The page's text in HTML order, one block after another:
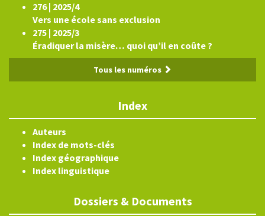
276 | 2025/4
Vers une école sans exclusion
275 | 2025/3
Éradiquer la misère… quoi qu’il en coûte ?
Tous les numéros
Index
Auteurs
Index de mots-clés
Index géographique
Index linguistique
Dossiers & Documents